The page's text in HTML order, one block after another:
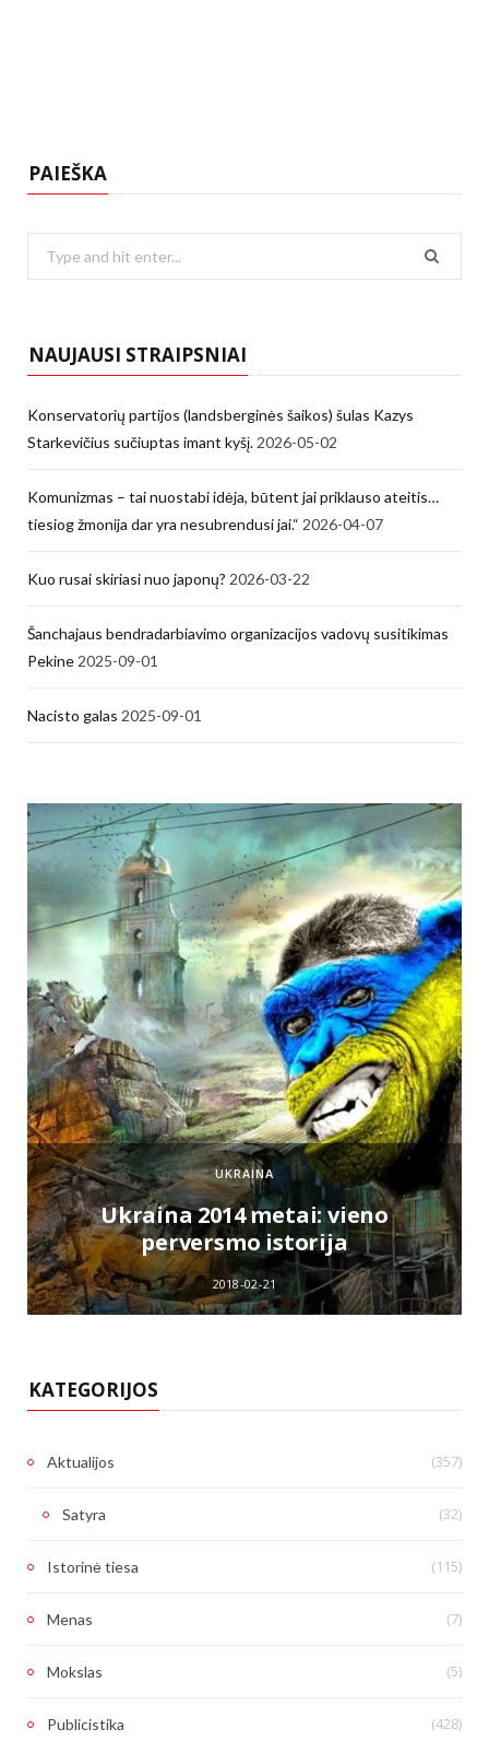
PAIEŠKA
NAUJAUSI STRAIPSNIAI
Konservatorių partijos (landsberginės šaikos) šulas Kazys
Starkevičius sučiuptas imant kyšį. 2026-05-02
Komunizmas – tai nuostabi idėja, būtent jai priklauso ateitis…
tiesiog žmonija dar yra nesubrendusi jai.“ 2026-04-07
Kuo rusai skiriasi nuo japonų? 2026-03-22
Šanchajaus bendradarbiavimo organizacijos vadovų susitikimas
Pekine 2025-09-01
Nacisto galas 2025-09-01
UKRAINA
Ukraina 2014 metai: vieno
perversmo istorija
2018-02-21
KATEGORIJOS
Aktualijos (357)
Satyra (32)
Istorinė tiesa (115)
Menas (7)
Mokslas (5)
Publicistika (428)